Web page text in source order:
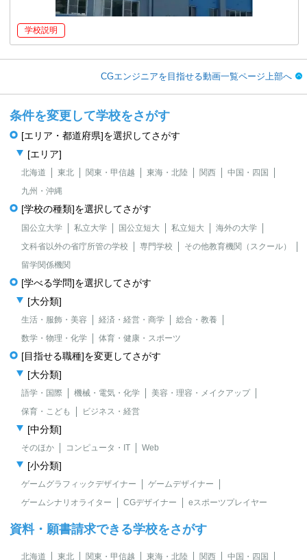
学校説明
CGエンジニアを目指せる動画一覧ページ上部へ
条件を変更して学校をさがす
[エリア・都道府県]を選択してさがす
[エリア]
北海道 東北 関東・甲信越 東海・北陸 関西
中国・四国
九州・沖縄
[学校の種類]を選択してさがす
国公立大学 私立大学 国公立短大 私立短大
海外の大学
文科省以外の省庁所管の学校
専門学校
その他教育機関（スクール）
留学関係機関
[学べる学問]を選択してさがす
[大分類]
生活・服飾・美容 経済・経営・商学
総合・教養
数学・物理・化学
体育・健康・スポーツ
[目指せる職種]を変更してさがす
[大分類]
語学・国際 機械・電気・化学
美容・理容・メイクアップ
保育・こども
ビジネス・経営
[中分類]
そのほか コンピュータ・IT Web
[小分類]
ゲームグラフィックデザイナー
ゲームデザイナー
ゲームシナリオライター
CGデザイナー eスポーツプレイヤー
資料・願書請求できる学校をさがす
北海道 東北 関東・甲信越 東海・北陸 関西 中国・四国